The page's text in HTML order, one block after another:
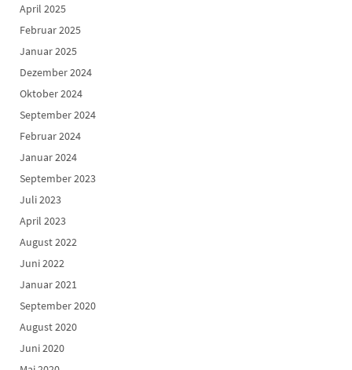
April 2025
Februar 2025
Januar 2025
Dezember 2024
Oktober 2024
September 2024
Februar 2024
Januar 2024
September 2023
Juli 2023
April 2023
August 2022
Juni 2022
Januar 2021
September 2020
August 2020
Juni 2020